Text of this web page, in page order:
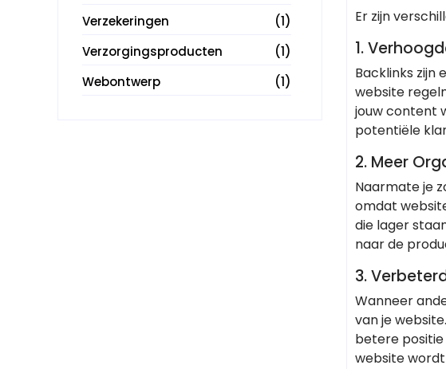
Verzekeringen
(1)
Verzorgingsproducten
(1)
Webontwerp
(1)
Er zijn
1.
Backlinks zijn
website
jouw content
potentiële
2. Meer
Naarmate je
omdat
die lager
naar de
3.
Wanneer
van je
betere positie
website